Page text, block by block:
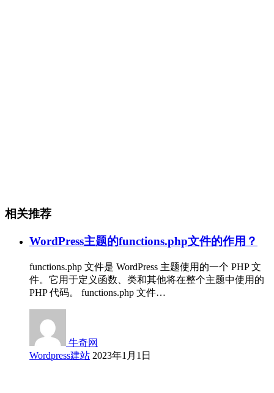
相关推荐
WordPress主题的functions.php文件的作用？
functions.php 文件是 WordPress 主题使用的一个 PHP 文
件。它用于定义函数、类和其他将在整个主题中使用的
PHP 代码。 functions.php 文件…
牛奇网
Wordpress建站 2023年1月1日